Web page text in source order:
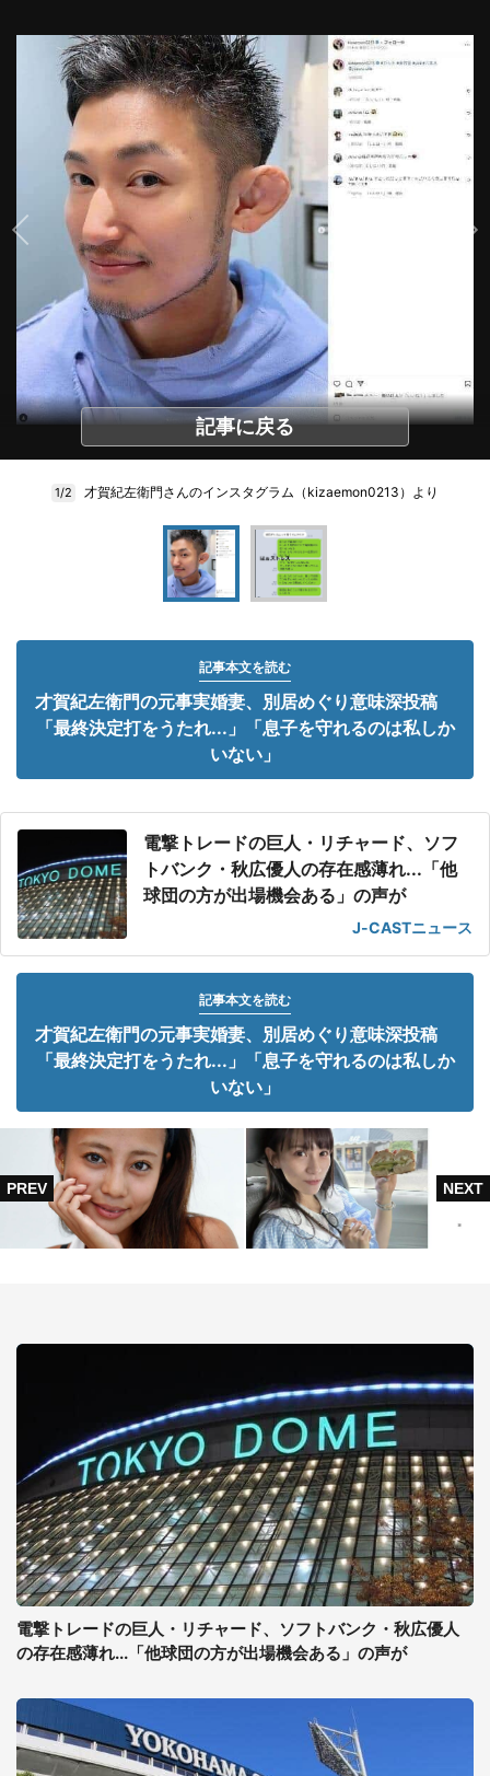
記事に戻る
1/2 才賀紀左衛門さんのインスタグラム（kizaemon0213）より
記事本文を読む
才賀紀左衛門の元事実婚妻、別居めぐり意味深投稿
「最終決定打をうたれ...」「息子を守れるのは私しか
いない」
電撃トレードの巨人・リチャード、ソフ
トバンク・秋広優人の存在感薄れ...「他
球団の方が出場機会ある」の声が
J-CASTニュース
記事本文を読む
才賀紀左衛門の元事実婚妻、別居めぐり意味深投稿
「最終決定打をうたれ...」「息子を守れるのは私しか
いない」
電撃トレードの巨人・リチャード、ソフトバンク・秋広優人
の存在感薄れ...「他球団の方が出場機会ある」の声が